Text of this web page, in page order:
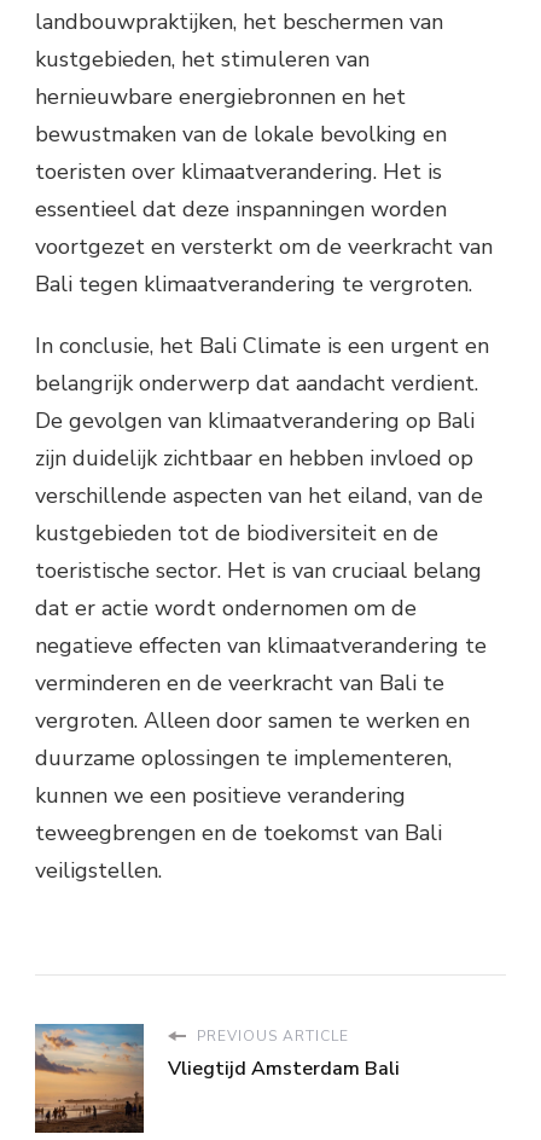
landbouwpraktijken, het beschermen van
kustgebieden, het stimuleren van
hernieuwbare energiebronnen en het
bewustmaken van de lokale bevolking en
toeristen over klimaatverandering. Het is
essentieel dat deze inspanningen worden
voortgezet en versterkt om de veerkracht van
Bali tegen klimaatverandering te vergroten.
In conclusie, het Bali Climate is een urgent en
belangrijk onderwerp dat aandacht verdient.
De gevolgen van klimaatverandering op Bali
zijn duidelijk zichtbaar en hebben invloed op
verschillende aspecten van het eiland, van de
kustgebieden tot de biodiversiteit en de
toeristische sector. Het is van cruciaal belang
dat er actie wordt ondernomen om de
negatieve effecten van klimaatverandering te
verminderen en de veerkracht van Bali te
vergroten. Alleen door samen te werken en
duurzame oplossingen te implementeren,
kunnen we een positieve verandering
teweegbrengen en de toekomst van Bali
veiligstellen.
PREVIOUS ARTICLE
Vliegtijd Amsterdam Bali